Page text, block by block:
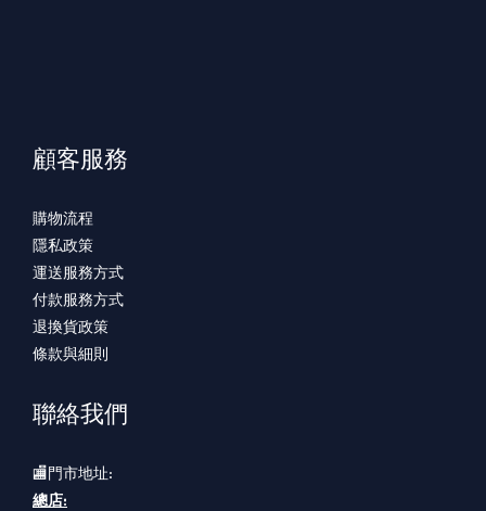
顧客服務
購物流程
隱私政策
運送服務方式
付款服務方式
退換貨政策
條款與細則
聯絡我們
🏬門市地址:
總店: